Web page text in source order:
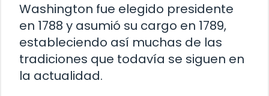
Washington fue elegido presidente
en 1788 y asumió su cargo en 1789,
estableciendo así muchas de las
tradiciones que todavía se siguen en
la actualidad.